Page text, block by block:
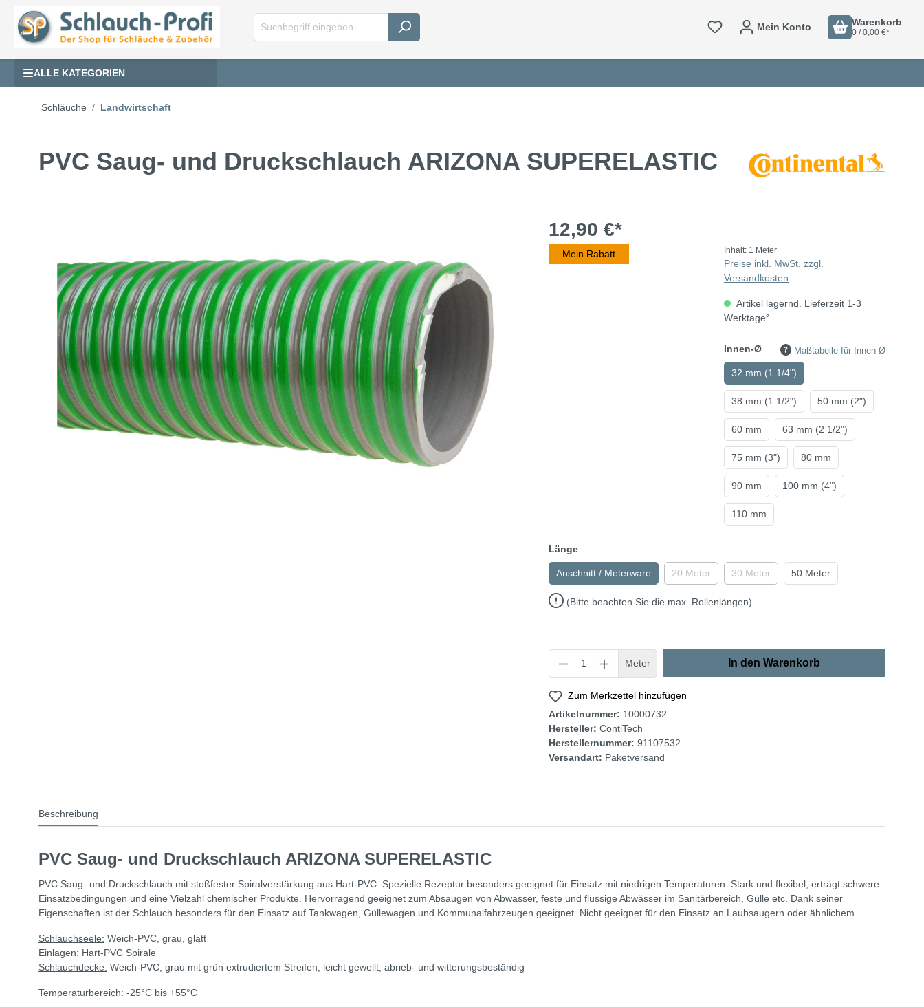
Mein Konto Warenkorb
0 / 0,00 €*
ALLE KATEGORIEN
Schläuche Landwirtschaft
PVC Saug- und Druckschlauch ARIZONA SUPERELASTIC
12,90 €*
Mein Rabatt Inhalt: 1 Meter
Preise inkl. MwSt. zzgl.
Versandkosten
Artikel lagernd. Lieferzeit 1-3
Werktage²
Innen-Ø Maßtabelle für Innen-Ø
32 mm (1 1/4")
38 mm (1 1/2") 50 mm (2")
60 mm 63 mm (2 1/2")
75 mm (3") 80 mm
90 mm 100 mm (4")
110 mm
Länge
Anschnitt / Meterware 20 Meter 30 Meter 50 Meter
(Bitte beachten Sie die max. Rollenlängen)
Meter In den Warenkorb
Zum Merkzettel hinzufügen
Artikelnummer: 10000732
Hersteller: ContiTech
Herstellernummer: 91107532
Versandart: Paketversand
Beschreibung
PVC Saug- und Druckschlauch ARIZONA SUPERELASTIC
PVC Saug- und Druckschlauch mit stoßfester Spiralverstärkung aus Hart-PVC. Spezielle Rezeptur besonders geeignet für Einsatz mit niedrigen Temperaturen. Stark und flexibel, erträgt schwere
Einsatzbedingungen und eine Vielzahl chemischer Produkte. Hervorragend geeignet zum Absaugen von Abwasser, feste und flüssige Abwässer im Sanitärbereich, Gülle etc. Dank seiner
Eigenschaften ist der Schlauch besonders für den Einsatz auf Tankwagen, Güllewagen und Kommunalfahrzeugen geeignet. Nicht geeignet für den Einsatz an Laubsaugern oder ähnlichem.
Schlauchseele: Weich-PVC, grau, glatt
Einlagen: Hart-PVC Spirale
Schlauchdecke: Weich-PVC, grau mit grün extrudiertem Streifen, leicht gewellt, abrieb- und witterungsbeständig
Temperaturbereich: -25°C bis +55°C